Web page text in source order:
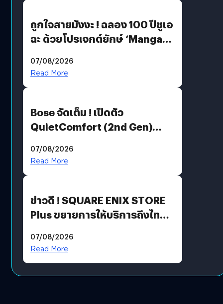
ถูกใจสายมังงะ ! ฉลอง 100 ปีชูเอ
ฉะ ด้วยโปรเจกต์ยักษ์ ‘Manga
มีภาษาไทยด้วย
07/08/2026
Read More
Bose จัดเต็ม ! เปิดตัว
QuietComfort (2nd Gen)
07/08/2026
Read More
ข่าวดี ! SQUARE ENIX STORE
Plus ขยายการให้บริการถึงไทย
โดยตรง
07/08/2026
Read More